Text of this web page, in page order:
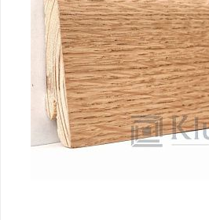
Ширина
80 мм
Довжина
2400 мм